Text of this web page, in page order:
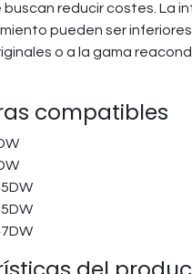
buscan reducir costes. La
pueden ser
o a la gama
compatibles